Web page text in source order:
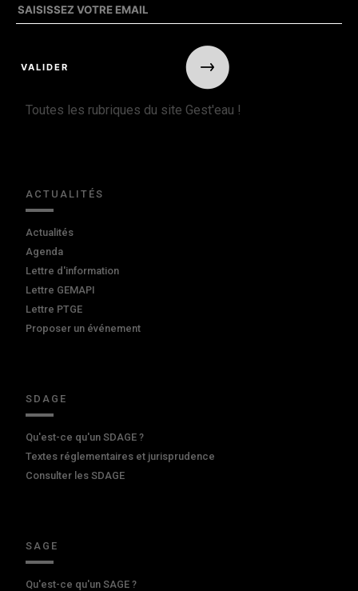
Toutes les rubriques du site Gest'eau !
ACTUALITÉS
Actualités
Agenda
Lettre d'information
Lettre GEMAPI
Lettre PTGE
Proposer un événement
SDAGE
Qu'est-ce qu'un SDAGE ?
Textes réglementaires et jurisprudence
Consulter les SDAGE
SAGE
Qu'est-ce qu'un SAGE ?